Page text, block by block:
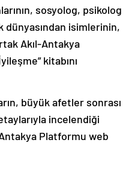
sosyolog, psikolog
dünyasından isimlerinin,
Akıl-Antakya
kitabını
büyük afetler sonrası
incelendiği
Platformu web